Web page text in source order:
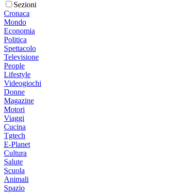
Sezioni
Cronaca
Mondo
Economia
Politica
Spettacolo
Televisione
People
Lifestyle
Videogiochi
Donne
Magazine
Motori
Viaggi
Cucina
Tgtech
E-Planet
Cultura
Salute
Scuola
Animali
Spazio